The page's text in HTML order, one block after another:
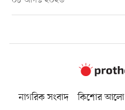
নাগরিক সংবাদ কিশোর আলো